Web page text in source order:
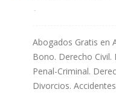
-
Abogados Gratis en
Bono. Derecho
Penal-Criminal.
Divorcios.